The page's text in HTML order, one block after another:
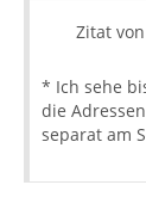
Zitat
* Ich sehe
die
separat am